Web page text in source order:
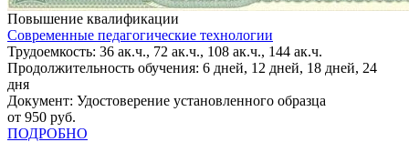
Повышение квалификации
Современные педагогические технологии
Трудоемкость: 36 ак.ч., 72 ак.ч., 108 ак.ч., 144 ак.ч.
Продолжительность обучения: 6 дней, 12 дней, 18 дней, 24
дня
Документ: Удостоверение установленного образца
от 950 руб.
ПОДРОБНО